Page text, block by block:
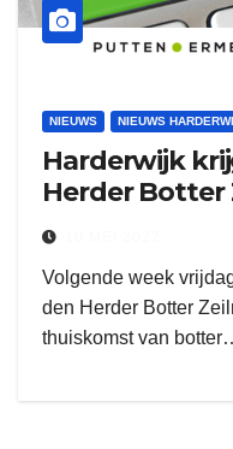
NIEUWS NIEUWS
Harderwijk
Herder
Volgende week
den Herder Botter
thuiskomst van